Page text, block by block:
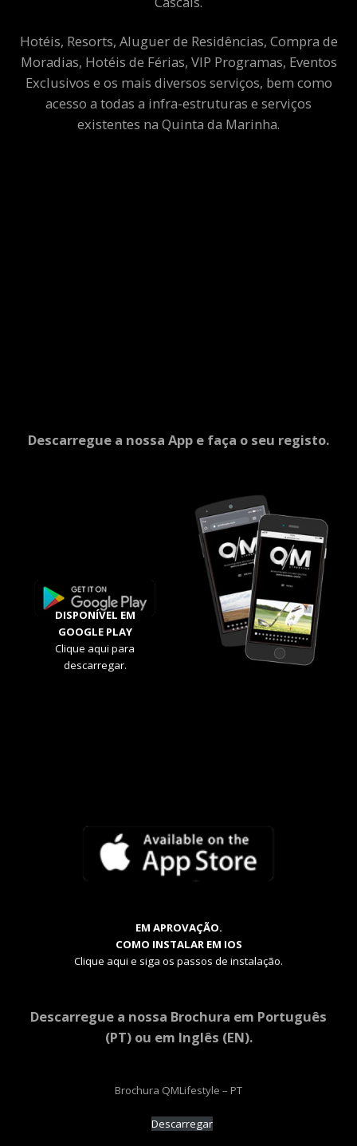
Hotéis, Resorts, Aluguer de Residências, Compra de
Moradias, Hotéis de Férias, VIP Programas, Eventos
Exclusivos e os mais diversos serviços, bem como
acesso a todas a infra-estruturas e serviços
existentes na Quinta da Marinha.
Descarregue a nossa App e faça o seu registo.
DISPONÍVEL EM
GOOGLE PLAY
Clique aqui para
descarregar.
EM APROVAÇÃO.
COMO INSTALAR EM IOS
Clique aqui e siga os passos de instalação.
Descarregue a nossa Brochura em Português
(PT) ou em Inglês (EN).
Brochura QMLifestyle – PT
Descarregar